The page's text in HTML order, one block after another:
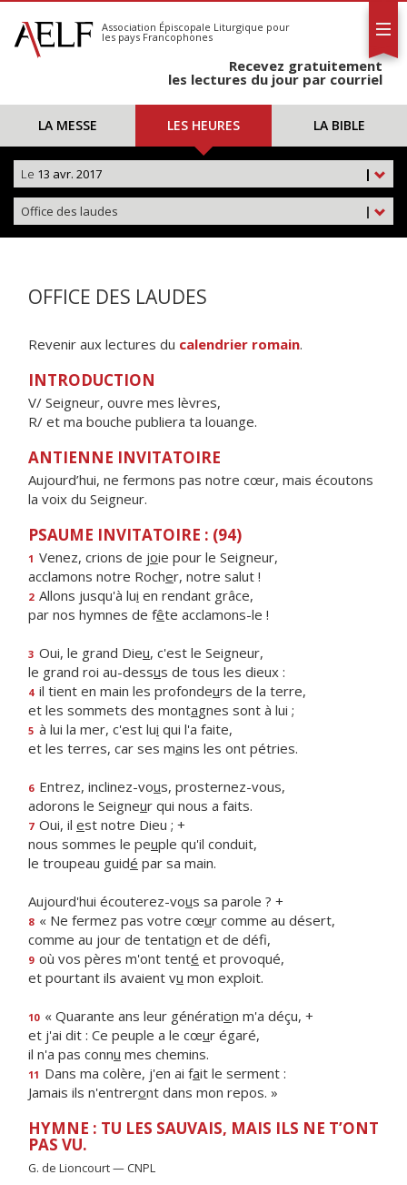
S'abonner
Calendrier
Association Épiscopale Liturgique pour
les pays Francophones
Recevez gratuitement
les lectures du jour par courriel
LA MESSE LES HEURES LA BIBLE
|
Le 13 avr. 2017
|
Office des laudes
OFFICE DES LAUDES
Revenir aux lectures du calendrier romain.
INTRODUCTION
V/ Seigneur, ouvre mes lèvres,
R/ et ma bouche publiera ta louange.
ANTIENNE INVITATOIRE
Aujourd’hui, ne fermons pas notre cœur, mais écoutons
la voix du Seigneur.
PSAUME INVITATOIRE : (94)
1 Venez, crions de joie pour le Seigneur,
acclamons notre Rocher, notre salut !
2 Allons jusqu'à lui en rendant grâce,
par nos hymnes de fête acclamons-le !
3 Oui, le grand Dieu, c'est le Seigneur,
le grand roi au-dessus de tous les dieux :
4 il tient en main les profondeurs de la terre,
et les sommets des montagnes sont à lui ;
5 à lui la mer, c'est lui qui l'a faite,
et les terres, car ses mains les ont pétries.
6 Entrez, inclinez-vous, prosternez-vous,
adorons le Seigneur qui nous a faits.
7 Oui, il est notre Dieu ; +
nous sommes le peuple qu'il conduit,
le troupeau guidé par sa main.
Aujourd'hui écouterez-vous sa parole ? +
8 « Ne fermez pas votre cœur comme au désert,
comme au jour de tentation et de défi,
9 où vos pères m'ont tenté et provoqué,
et pourtant ils avaient vu mon exploit.
10 « Quarante ans leur génération m'a déçu, +
et j'ai dit : Ce peuple a le cœur égaré,
il n'a pas connu mes chemins.
11 Dans ma colère, j'en ai fait le serment :
Jamais ils n'entreront dans mon repos. »
HYMNE : TU LES SAUVAIS, MAIS ILS NE T’ONT
PAS VU.
G. de Lioncourt — CNPL